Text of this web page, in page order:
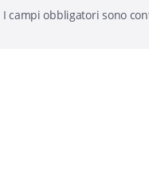
I campi obbligatori sono